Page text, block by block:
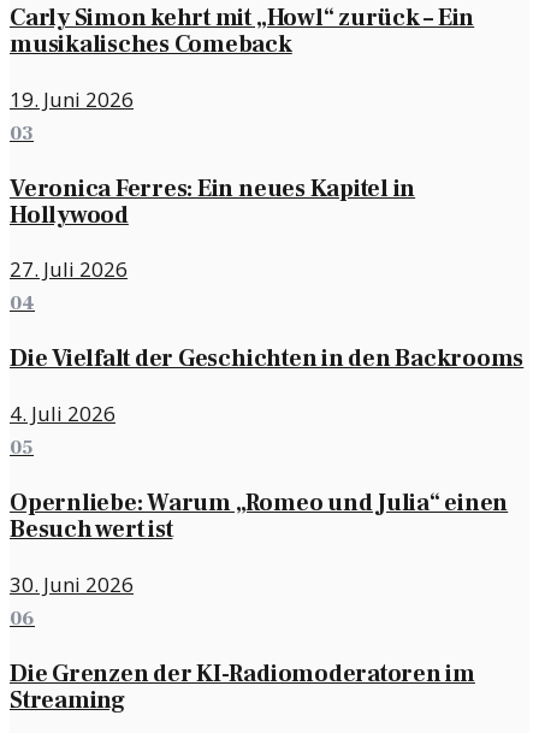
Carly Simon kehrt mit „Howl“ zurück – Ein
musikalisches Comeback
19. Juni 2026
03
Veronica Ferres: Ein neues Kapitel in
Hollywood
27. Juli 2026
04
Die Vielfalt der Geschichten in den Backrooms
4. Juli 2026
05
Opernliebe: Warum „Romeo und Julia“ einen
Besuch wert ist
30. Juni 2026
06
Die Grenzen der KI-Radiomoderatoren im
Streaming